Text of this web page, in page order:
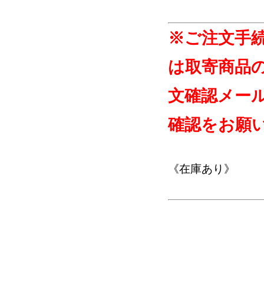
※ご注文手
は取寄商品
文確認メー
確認をお願
《在庫あり》